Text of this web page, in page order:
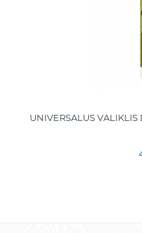
UNIVERSALUS VALIKLIS